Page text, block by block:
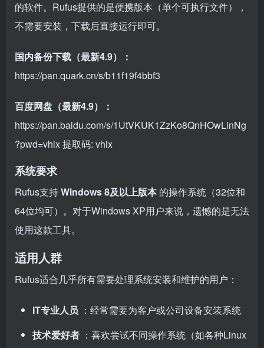
的软件。Rufus提供的是便携版本（单个可执行文件），
不需要安装，下载后直接运行即可。
国内备份下载（最新4.9）：
https://pan.quark.cn/s/b11f19f4bbf3
百度网盘（最新4.9）：
https://pan.baidu.com/s/1UtVKUK1ZzKo8QnHOwLinNg
?pwd=vhix提取码: vhix
系统要求
Rufus支持Windows 8及以上版本的操作系统（32位和
64位均可）。对于Windows XP用户来说，遗憾的是无法
使用这款工具。
适用人群
Rufus适合几乎所有需要处理系统安装和维护的用户：
IT专业人员 ：经常需要为客户或公司设备安装系统
技术爱好者 ：喜欢尝试不同操作系统（如各种Linux